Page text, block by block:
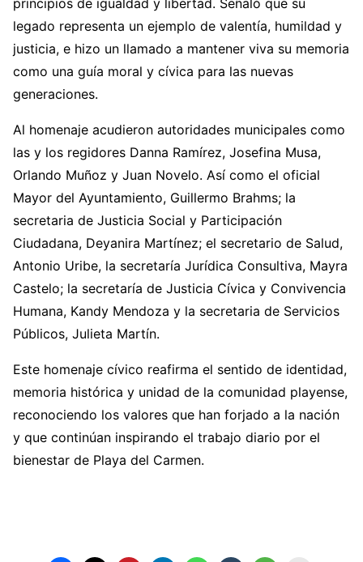
legado representa un ejemplo de valentía, humildad y
justicia, e hizo un llamado a mantener viva su memoria
como una guía moral y cívica para las nuevas
generaciones.
Al homenaje acudieron autoridades municipales como
las y los regidores Danna Ramírez, Josefina Musa,
Orlando Muñoz y Juan Novelo. Así como el oficial
Mayor del Ayuntamiento, Guillermo Brahms; la
secretaria de Justicia Social y Participación
Ciudadana, Deyanira Martínez; el secretario de Salud,
Antonio Uribe, la secretaría Jurídica Consultiva, Mayra
Castelo; la secretaría de Justicia Cívica y Convivencia
Humana, Kandy Mendoza y la secretaria de Servicios
Públicos, Julieta Martín.
Este homenaje cívico reafirma el sentido de identidad,
memoria histórica y unidad de la comunidad playense,
reconociendo los valores que han forjado a la nación
y que continúan inspirando el trabajo diario por el
bienestar de Playa del Carmen.